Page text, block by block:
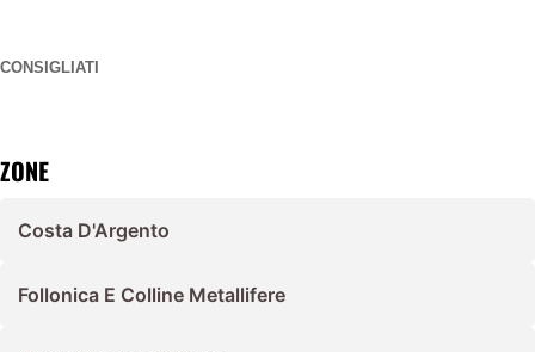
CONSIGLIATI
ZONE
Costa D'Argento
Follonica E Colline Metallifere